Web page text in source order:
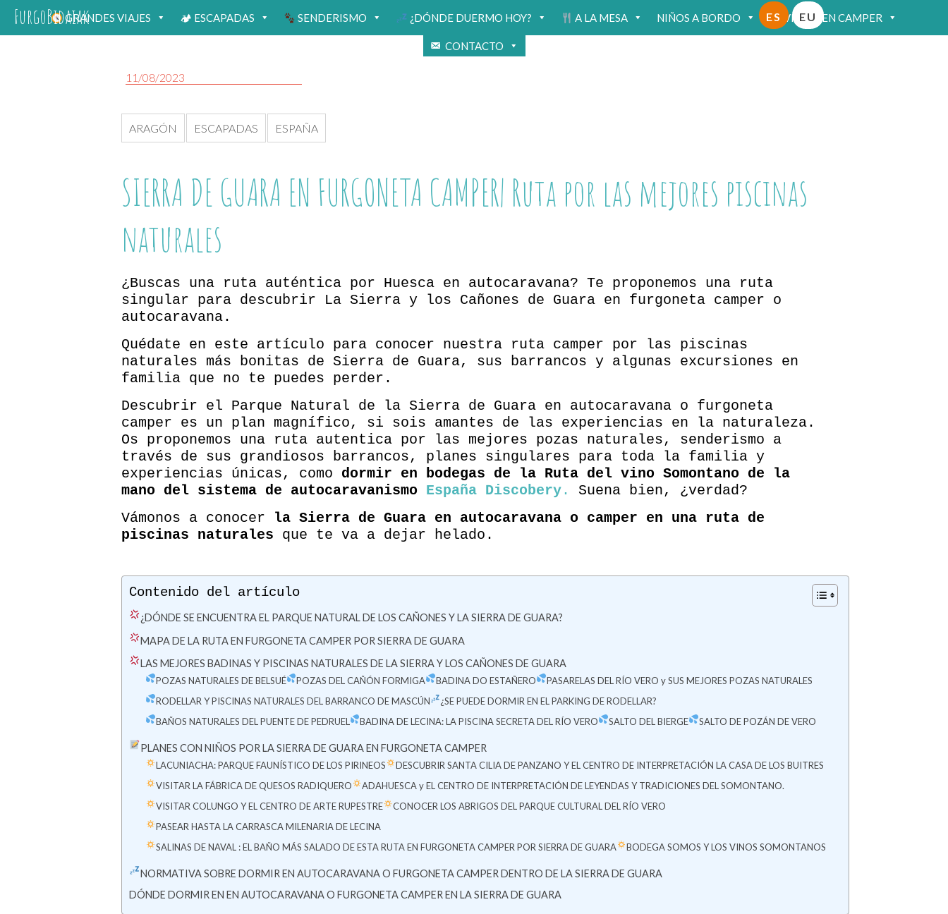
FurgoBidaiakGRANDES VIAJES 🏕 ESCAPADAS SENDERISMO ¿DÓNDE DUERMO HOY? A LA MESA NIÑOS A BORDO VIAJAR EN CAMPER
CONTACTO
ES EU
11/08/2023
ARAGÓN ESCAPADAS ESPAÑA
SIERRA DE GUARA EN FURGONETA CAMPER| Ruta por las mejores piscinas
naturales
¿Buscas una ruta auténtica por Huesca en autocaravana? Te proponemos una ruta
singular para descubrir La Sierra y los Cañones de Guara en furgoneta camper o
autocaravana.
Quédate en este artículo para conocer nuestra ruta camper por las piscinas
naturales más bonitas de Sierra de Guara, sus barrancos y algunas excursiones en
familia que no te puedes perder.
Descubrir el Parque Natural de la Sierra de Guara en autocaravana o furgoneta
camper es un plan magnífico, si sois amantes de las experiencias en la naturaleza.
Os proponemos una ruta autentica por las mejores pozas naturales, senderismo a
través de sus grandiosos barrancos, planes singulares para toda la familia y
experiencias únicas, como dormir en bodegas de la Ruta del vino Somontano de la
mano del sistema de autocaravanismo España Discobery.
Suena bien, ¿verdad?
Vámonos a conocer la Sierra de Guara en autocaravana o camper en una ruta de
piscinas naturales que te va a dejar helado.
Contenido del artículo
¿DÓNDE SE ENCUENTRA EL PARQUE NATURAL DE LOS CAÑONES Y LA SIERRA DE GUARA?
MAPA DE LA RUTA EN FURGONETA CAMPER POR SIERRA DE GUARA
LAS MEJORES BADINAS Y PISCINAS NATURALES DE LA SIERRA Y LOS CAÑONES DE GUARA
POZAS NATURALES DE BELSUÉ POZAS DEL CAÑÓN FORMIGA BADINA DO ESTAÑERO
PASARELAS DEL RÍO VERO y SUS MEJORES POZAS NATURALES
RODELLAR Y PISCINAS NATURALES DEL BARRANCO DE MASCÚN
¿SE PUEDE DORMIR EN EL PARKING DE RODELLAR?
BAÑOS NATURALES DEL PUENTE DE PEDRUEL
BADINA DE LECINA: LA PISCINA SECRETA DEL RÍO VERO SALTO DEL BIERGE SALTO DE POZÁN DE VERO
PLANES CON NIÑOS POR LA SIERRA DE GUARA EN FURGONETA CAMPER
LACUNIACHA: PARQUE FAUNÍSTICO DE LOS PIRINEOS
DESCUBRIR SANTA CILIA DE PANZANO Y EL CENTRO DE INTERPRETACIÓN LA CASA DE LOS BUITRES
VISITAR LA FÁBRICA DE QUESOS RADIQUERO
ADAHUESCA y EL CENTRO DE INTERPRETACIÓN DE LEYENDAS Y TRADICIONES DEL SOMONTANO.
VISITAR COLUNGO Y EL CENTRO DE ARTE RUPESTRE
CONOCER LOS ABRIGOS DEL PARQUE CULTURAL DEL RÍO VERO
PASEAR HASTA LA CARRASCA MILENARIA DE LECINA
SALINAS DE NAVAL : EL BAÑO MÁS SALADO DE ESTA RUTA EN FURGONETA CAMPER POR SIERRA DE GUARA
BODEGA SOMOS Y LOS VINOS SOMONTANOS
NORMATIVA SOBRE DORMIR EN AUTOCARAVANA O FURGONETA CAMPER DENTRO DE LA SIERRA DE GUARA
DÓNDE DORMIR EN EN AUTOCARAVANA O FURGONETA CAMPER EN LA SIERRA DE GUARA